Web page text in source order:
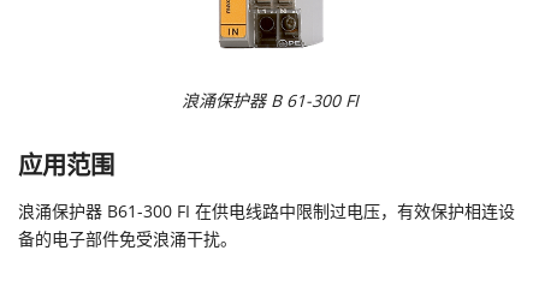
浪涌保护器 B 61-300 FI
应用范围
浪涌保护器 B61-300 FI 在供电线路中限制过电压，有效保护相连设
备的电子部件免受浪涌干扰。